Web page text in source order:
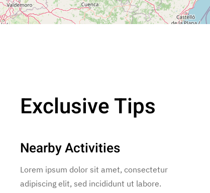
Exclusive Tips
Nearby Activities
Lorem ipsum dolor sit amet, consectetur
adipiscing elit, sed incididunt ut labore.